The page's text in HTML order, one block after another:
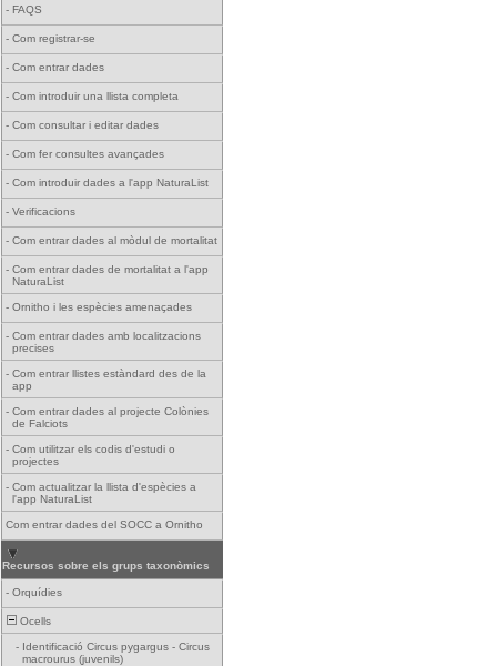
- FAQS
- Com registrar-se
- Com entrar dades
- Com introduir una llista completa
- Com consultar i editar dades
- Com fer consultes avançades
- Com introduir dades a l'app NaturaList
- Verificacions
- Com entrar dades al mòdul de mortalitat
- Com entrar dades de mortalitat a l'app
NaturaList
- Ornitho i les espècies amenaçades
- Com entrar dades amb localitzacions
precises
- Com entrar llistes estàndard des de la
app
- Com entrar dades al projecte Colònies
de Falciots
- Com utilitzar els codis d'estudi o
projectes
- Com actualitzar la llista d'espècies a
l'app NaturaList
Com entrar dades del SOCC a Ornitho
Recursos sobre els grups taxonòmics
- Orquídies
Ocells
- Identificació Circus pygargus - Circus
macrourus (juvenils)